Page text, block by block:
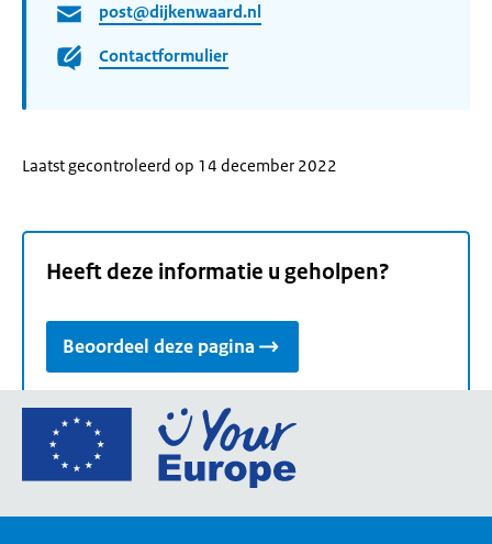
post@dijkenwaard.nl
Contactformulier
Laatst gecontroleerd op 14 december 2022
Heeft deze informatie u geholpen?
Beoordeel deze pagina
Ga
de